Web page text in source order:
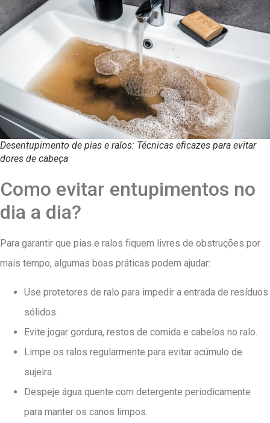
Desentupimento de pias e ralos: Técnicas eficazes para evitar
dores de cabeça
Como evitar entupimentos no
dia a dia?
Para garantir que pias e ralos fiquem livres de obstruções por
mais tempo, algumas boas práticas podem ajudar:
Use protetores de ralo para impedir a entrada de resíduos
sólidos.
Evite jogar gordura, restos de comida e cabelos no ralo.
Limpe os ralos regularmente para evitar acúmulo de
sujeira.
Despeje água quente com detergente periodicamente
para manter os canos limpos.